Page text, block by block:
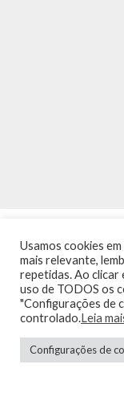
INÍCIO NOTÍCIAS
Usamos cookies
mais relevante,
repetidas. Ao clicar
uso de TODOS os
"Configurações de
controlado.Leia
Configurações de